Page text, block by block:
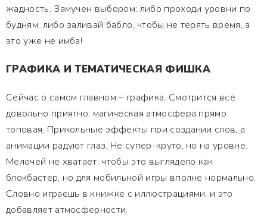
жадность. Замучен выбором: либо проходи уровни по
будням, либо заливай бабло, чтобы не терять время, а
это уже не имба!
ГРАФИКА И ТЕМАТИЧЕСКАЯ ФИШКА
Сейчас о самом главном – графика. Смотрится всё
довольно приятно, магическая атмосфера прямо
топовая. Прикольные эффекты при создании слов, а
анимации радуют глаз. Не супер-круто, но на уровне.
Мелочей не хватает, чтобы это выглядело как
блокбастер, но для мобильной игры вполне нормально.
Словно играешь в книжке с иллюстрациями, и это
добавляет атмосферности.